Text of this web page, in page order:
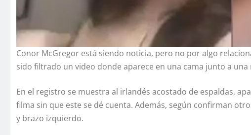
Conor McGregor está siendo noticia, pero no por algo
sido filtrado un video donde aparece en una cama junto a una
En el registro se muestra al irlandés acostado de espaldas,
filma sin que este se dé cuenta. Además, según confirman
y brazo izquierdo.